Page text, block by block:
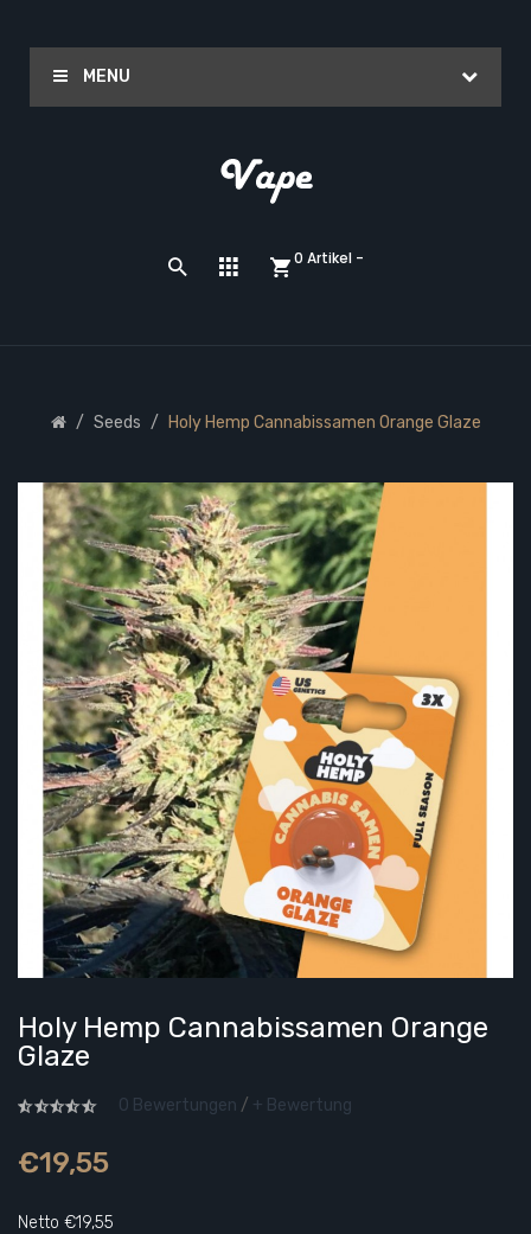
MENU
0 Artikel -
Seeds Holy Hemp Cannabissamen Orange Glaze
Holy Hemp Cannabissamen Orange
Glaze
0 Bewertungen / + Bewertung
€19,55
Netto €19,55